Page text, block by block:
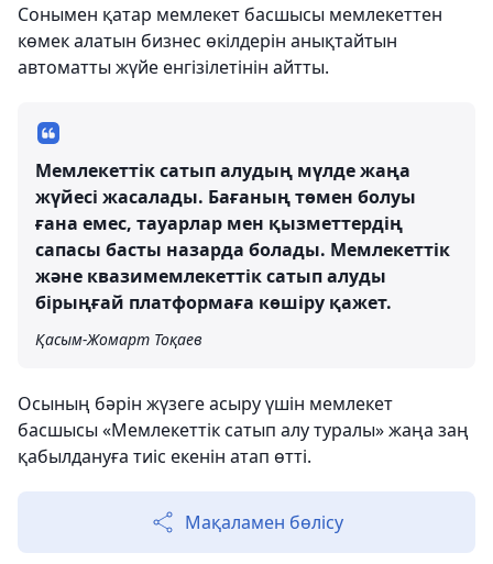
Сонымен қатар мемлекет басшысы мемлекеттен
көмек алатын бизнес өкілдерін анықтайтын
автоматты жүйе енгізілетінін айтты.
Мемлекеттік сатып алудың мүлде жаңа
жүйесі жасалады. Бағаның төмен болуы
ғана емес, тауарлар мен қызметтердің
сапасы басты назарда болады. Мемлекеттік
және квазимемлекеттік сатып алуды
бірыңғай платформаға көшіру қажет.
Қасым-Жомарт Тоқаев
Осының бәрін жүзеге асыру үшін мемлекет
басшысы «Мемлекеттік сатып алу туралы» жаңа заң
қабылдануға тиіс екенін атап өтті.
Мақаламен бөлісу